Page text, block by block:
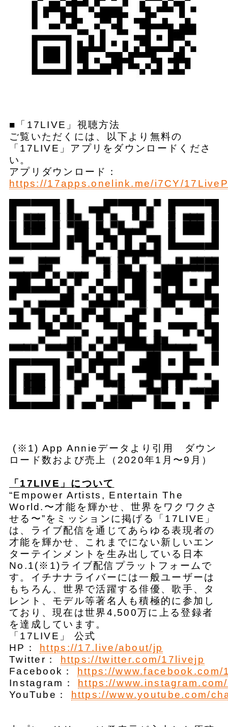
■「17LIVE」視聴方法
ご覧いただくには、以下より無料の
「17LIVE」アプリをダウンロードくださ
い。
アプリダウンロード：
https://17apps.onelink.me/i7CY/
(※1) App Annieデータより引用 ダウン
ロード数および売上（2020年1月〜9月）
「17LIVE」について
“Empower Artists, Entertain The
World.〜才能を輝かせ、世界をワクワクさ
せる〜”をミッションに掲げる「17LIVE」
は、ライブ配信を通じてあらゆる表現者の
才能を輝かせ、これまでにない新しいエン
ターテインメントを生み出している日本
No.1(※1)ライブ配信プラットフォームで
す。イチナナライバーには一般ユーザーは
もちろん、世界で活躍する俳優、歌手、タ
レント、モデル等著名人も積極的に参加し
ており、現在は世界4,500万に上る登録者
を達成しています。
「17LIVE」 公式
HP：
https://17.live/about/jp
Twitter：
https://twitter.com/17livejp
Facebook：
https://www.facebook.com/
Instagram：
https://
YouTube：
https://www.youtube.com/